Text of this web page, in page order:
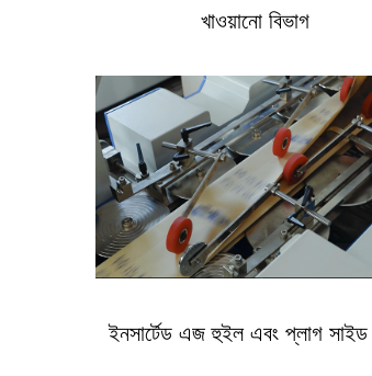
খাওয়ানো বিভাগ
ইনসার্টেড এজ হুইল এবং প্লাগ